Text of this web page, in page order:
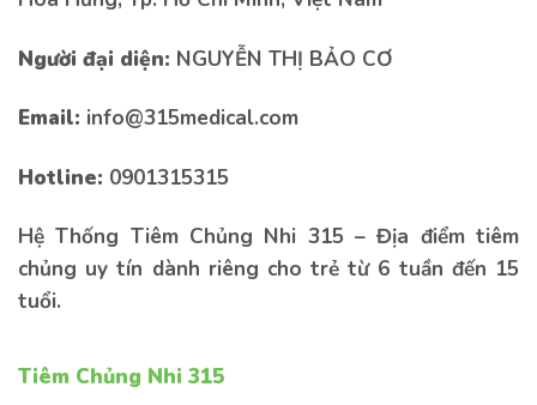
Kiến thức
Người đại diện: NGUYỄN THỊ BẢO CƠ
Email: info@315medical.com
Hotline: 0901315315
Hệ Thống Tiêm Chủng Nhi 315 – Địa điểm tiêm
chủng uy tín dành riêng cho trẻ từ 6 tuần đến 15
tuổi.
Tiêm Chủng Nhi 315
Liên hệ tư vấn
Liên hệ tư vấn
Nếu bạn có bất kì thắc mắc nào vui lòng để